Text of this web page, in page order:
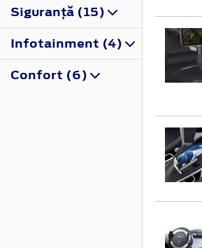
Siguranţă (15)
Infotainment (4)
Confort (6)